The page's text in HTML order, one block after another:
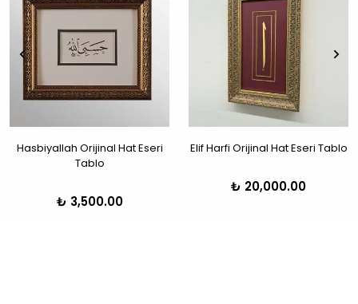
Hasbiyallah Orijinal Hat Eseri
Tablo
₺ 3,500.00
Elif Harfi Orijinal Hat Eseri Tablo
₺ 20,000.00